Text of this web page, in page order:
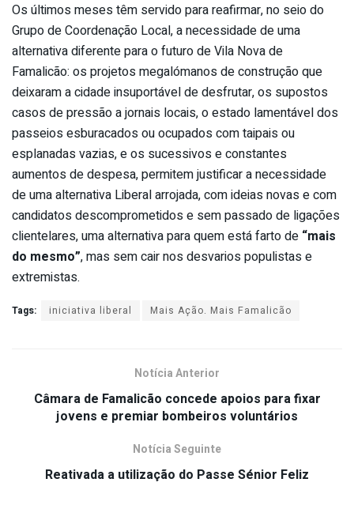
Os últimos meses têm servido para reafirmar, no seio do
Grupo de Coordenação Local, a necessidade de uma
alternativa diferente para o futuro de Vila Nova de
Famalicão: os projetos megalómanos de construção que
deixaram a cidade insuportável de desfrutar, os supostos
casos de pressão a jornais locais, o estado lamentável dos
passeios esburacados ou ocupados com taipais ou
esplanadas vazias, e os sucessivos e constantes
aumentos de despesa, permitem justificar a necessidade
de uma alternativa Liberal arrojada, com ideias novas e com
candidatos descomprometidos e sem passado de ligações
clientelares, uma alternativa para quem está farto de “mais
do mesmo”, mas sem cair nos desvarios populistas e
extremistas.
Tags: iniciativa liberal Mais Ação. Mais Famalicão
Notícia Anterior
Câmara de Famalicão concede apoios para fixar
jovens e premiar bombeiros voluntários
Notícia Seguinte
Reativada a utilização do Passe Sénior Feliz